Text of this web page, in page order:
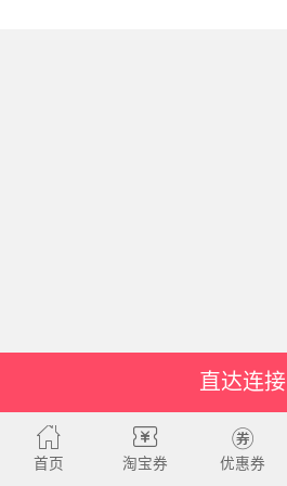
直达连接
首页 淘宝券 优惠券